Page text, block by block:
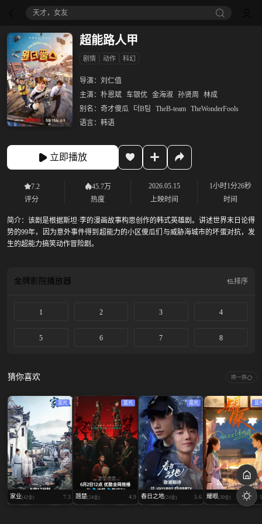
天才，女友
超能路人甲
剧情 动作 科幻
导演： 刘仁值
主演： 朴恩斌 车银优 金海淑 孙贤周
林成
别名： 奇才傻瓜 더B팀 TheB-team TheWonderFools
语言： 韩语
立即播放
7.2
评分
45.7万
热度
2026.05.15
上映时间
1小时1分26秒
时间
简介： 该剧是根据斯坦·李的漫画故事构思创作的韩式英雄剧。讲述世界末日论得
势的99年，因为意外事件得到超能力的小区傻瓜们与威胁海城市的坏蛋对抗，发
生的超能力搞笑动作冒险剧。
金牌影院播放器 排序
1 2 3 4
5 6 7 8
猜你喜欢 换一换
蓝光
家业(42全) 7.3
蓝光
翘楚(24全) 4.9
蓝光
春日之地(24全) 5.6
蓝
耀眼(30全)